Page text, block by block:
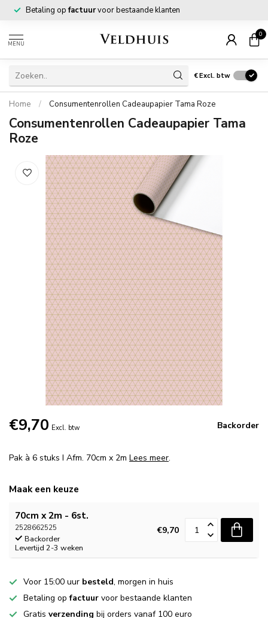
Betaling opfactuurvoor bestaande klanten
MENU
0
€Excl. btw
Home / Consumentenrollen Cadeaupapier Tama Roze
Consumentenrollen Cadeaupapier Tama
Roze
€9,70 Excl. btw Backorder
Pak à 6 stuks I Afm. 70cm x 2m Lees meer.
Maak een keuze
70cm x 2m - 6st.
2528662525
Backorder
Levertijd 2-3 weken
€9,70
Voor 15:00 uur besteld, morgen in huis
Betaling opfactuur voor bestaande klanten
Gratis verzending bij orders vanaf 100 euro